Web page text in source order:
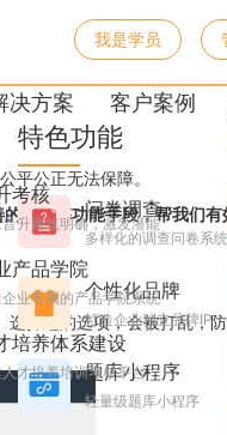
我是学员
特色功能
问卷调查
多样化的调查问卷系统
个性化品牌
打造企业独立品牌IP
题库小程序
轻量级题库小程序
考核
升路线明确，激发潜能
产品学院
业专属的产品学院系统
培养体系建设
才培养培训考核平台
决方案 客户案例
平公正无法保障。
防作弊功能手段，帮我们
择题的选项，会被打乱，